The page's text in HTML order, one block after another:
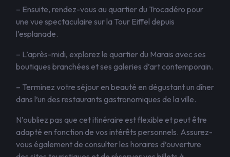
– Ensuite, rendez-vous au quartier du Trocadéro pour
une vue spectaculaire sur la Tour Eiffel depuis
l’esplanade.
– L’après-midi, explorez le quartier du Marais avec ses
boutiques branchées et ses galeries d’art contemporain.
– Terminez votre séjour en beauté en dégustant un dîner
dans l’un des restaurants gastronomiques de la ville.
N’oubliez pas que cet itinéraire est flexible et peut être
adapté en fonction de vos intérêts personnels. Assurez-
vous également de consulter les horaires d’ouverture